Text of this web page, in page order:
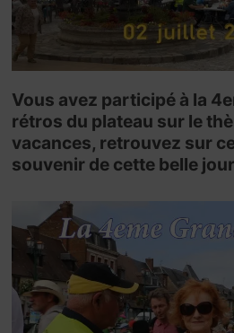
Vous avez participé à la
rétros du plateau sur le
vacances, retrouvez sur
souvenir de cette belle